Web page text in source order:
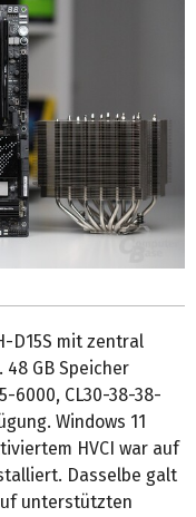
D15S mit zentral
GB Speicher
6000, CL30-38-38-
Windows 11
HVCI war auf
Dasselbe galt
unterstützten